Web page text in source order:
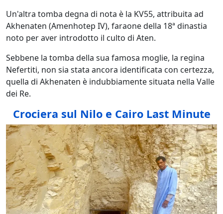
Un'altra tomba degna di nota è la KV55, attribuita ad
Akhenaten (Amenhotep IV), faraone della 18ª dinastia
noto per aver introdotto il culto di Aten.
Sebbene la tomba della sua famosa moglie, la regina
Nefertiti, non sia stata ancora identificata con certezza,
quella di Akhenaten è indubbiamente situata nella Valle
dei Re.
Crociera sul Nilo e Cairo Last Minute